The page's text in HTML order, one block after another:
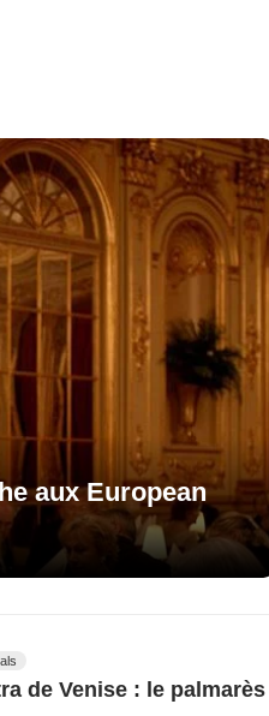
aux European
de Venise : le palmarès